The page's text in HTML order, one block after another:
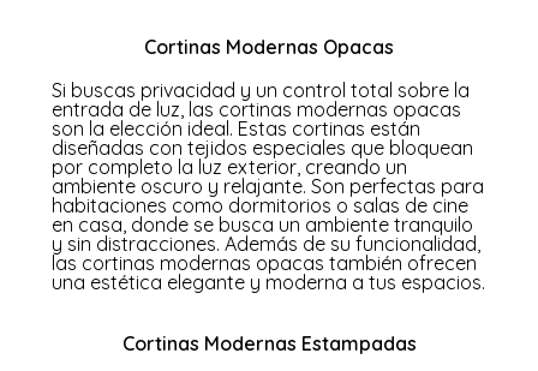
Cortinas Modernas Opacas
Si buscas privacidad y un control total sobre la
entrada de luz, las cortinas modernas opacas
son la elección ideal. Estas cortinas están
diseñadas con tejidos especiales que bloquean
por completo la luz exterior, creando un
ambiente oscuro y relajante. Son perfectas para
habitaciones como dormitorios o salas de cine
en casa, donde se busca un ambiente tranquilo
y sin distracciones. Además de su funcionalidad,
las cortinas modernas opacas también ofrecen
una estética elegante y moderna a tus espacios.
Cortinas Modernas Estampadas